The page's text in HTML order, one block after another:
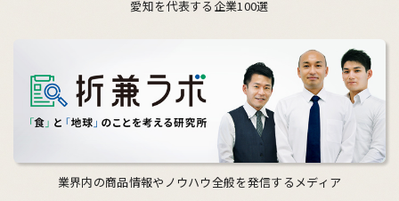
愛知を代表する企業100選
業界内の商品情報やノウハウ全般を発信するメディア